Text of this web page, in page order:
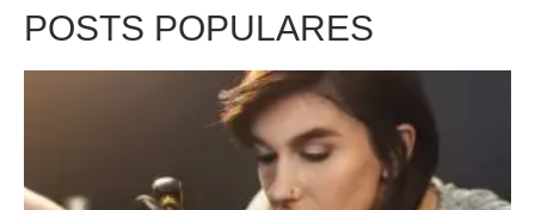
POSTS POPULARES